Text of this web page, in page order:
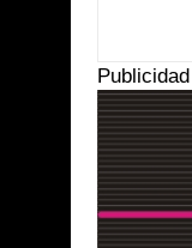
Publicidad